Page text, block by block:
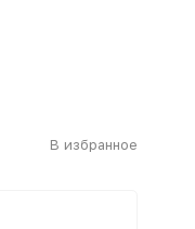
В избранное